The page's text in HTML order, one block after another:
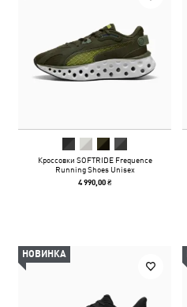
Кроссовки SOFTRIDE Frequence
Running Shoes Unisex
4 990,00 ₴
НОВИНКА